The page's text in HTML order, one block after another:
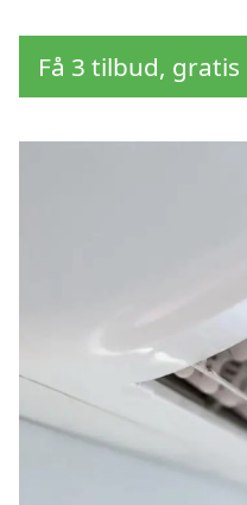
Få 3 tilbud,